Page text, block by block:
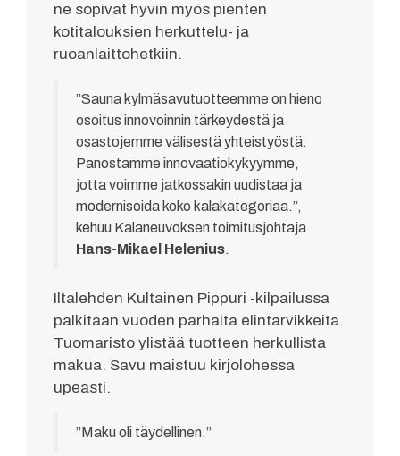
ne sopivat hyvin myös pienten
kotitalouksien herkuttelu- ja
ruoanlaittohetkiin.
”Sauna kylmäsavutuotteemme on hieno
osoitus innovoinnin tärkeydestä ja
osastojemme välisestä yhteistyöstä.
Panostamme innovaatiokykyymme,
jotta voimme jatkossakin uudistaa ja
modernisoida koko kalakategoriaa.”,
kehuu Kalaneuvoksen toimitusjohtaja
Hans-Mikael Helenius.
Iltalehden Kultainen Pippuri -kilpailussa
palkitaan vuoden parhaita elintarvikkeita.
Tuomaristo ylistää tuotteen herkullista
makua. Savu maistuu kirjolohessa
upeasti.
”Maku oli täydellinen.”